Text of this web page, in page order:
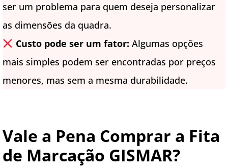
ser um problema para quem deseja personalizar
as dimensões da quadra.
Custo pode ser um fator: Algumas opções
mais simples podem ser encontradas por preços
menores, mas sem a mesma durabilidade.
Vale a Pena Comprar a Fita
de Marcação GISMAR?